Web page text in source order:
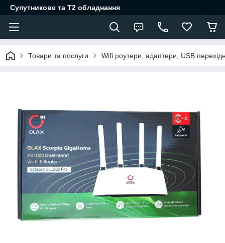
Супутникове та Т2 обладнання
Товари та послуги Wifi роутери, адаптери, USB